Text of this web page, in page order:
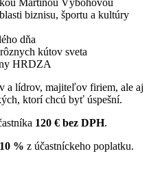
Martinou Výbohovou
biznisu, športu a kultúry
dňa
kútov sveta
HRDZA
a lídrov, majiteľov firiem, ale aj
ktorí chcú byť úspešní.
120 € bez DPH.
% z účastníckeho poplatku.